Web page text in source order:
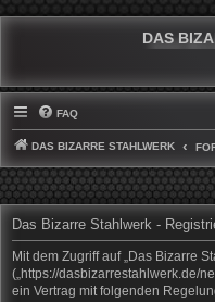
DAS
FAQ
DAS BIZARRE STAHLWERK
Das Bizarre Stahlwerk -
Mit dem Zugriff auf „Das Bizarre
(„https://dasbizarrestahlwerk.de/
ein Vertrag mit folgenden